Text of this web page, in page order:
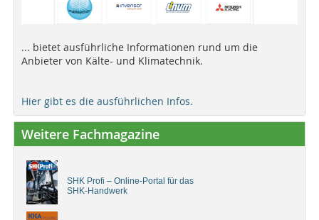
... bietet ausführliche Informationen rund um die
Anbieter von Kälte- und Klimatechnik.
Hier gibt es die ausführlichen Infos.
Weitere Fachmagazine
SHK Profi – Online-Portal für das
SHK-Handwerk